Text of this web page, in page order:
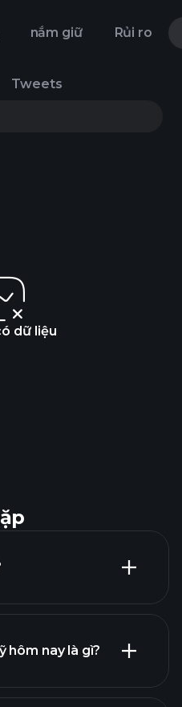
nắm giữ Rủi ro
Tweets
dữ liệu
hôm nay là gì?